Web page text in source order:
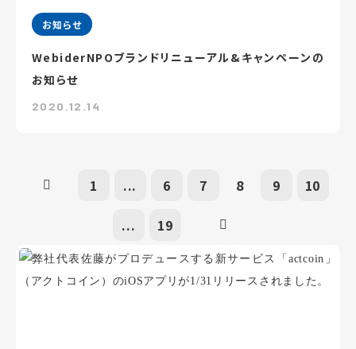
お知らせ
WebiderNPOブランドリニューアル&キャンペーンの
お知らせ
2020.12.14
1 ... 6 7 8 9 10
... 19